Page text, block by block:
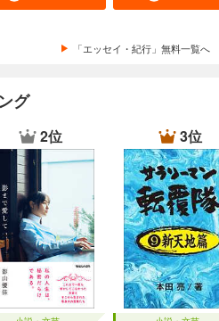
「エッセイ・紀行」無料一覧へ
グ
2位 3位